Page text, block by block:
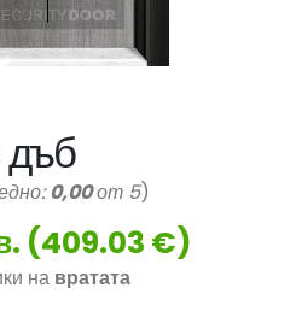
0,00от 5)
(409.03 €)
на вратата